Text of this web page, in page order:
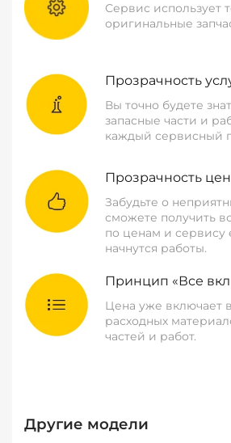
Сервис использует
оригинальные
Прозрачность
Вы точно будете
запасные части и
каждый сервисный
Прозрачность
Забудьте о
сможете получить
по ценам и сервису
начнутся работы.
Принцип «Все
Цена уже включает
расходных
частей и работ.
Другие модели